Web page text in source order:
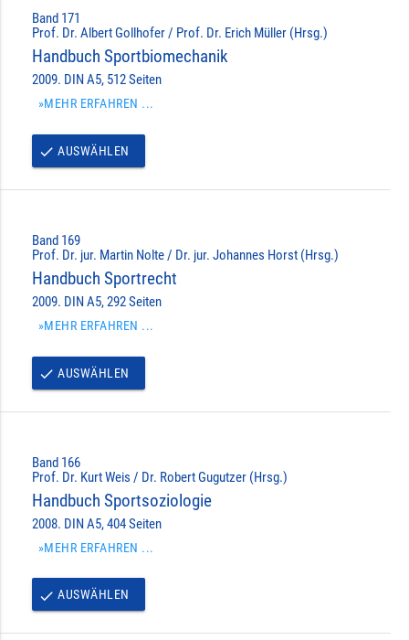
Band 171
Prof. Dr. Albert Gollhofer / Prof. Dr. Erich Müller (Hrsg.)
Handbuch Sportbiomechanik
2009. DIN A5, 512 Seiten
»MEHR ERFAHREN ...
done AUSWÄHLEN
Band 169
Prof. Dr. jur. Martin Nolte / Dr. jur. Johannes Horst (Hrsg.)
Handbuch Sportrecht
2009. DIN A5, 292 Seiten
»MEHR ERFAHREN ...
done AUSWÄHLEN
Band 166
Prof. Dr. Kurt Weis / Dr. Robert Gugutzer (Hrsg.)
Handbuch Sportsoziologie
2008. DIN A5, 404 Seiten
»MEHR ERFAHREN ...
done AUSWÄHLEN